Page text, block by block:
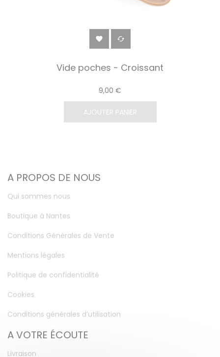
 
Vide poches - Croissant
9,00 €
AJOUTER PANIER
A PROPOS DE NOUS
Qui sommes nous
Boutique à Nantes
Conditions Générales de Vente
Mentions légales
Politique de confidentialité
Cookies
Conditions générales d’utilisation
A VOTRE ÉCOUTE
Livraison